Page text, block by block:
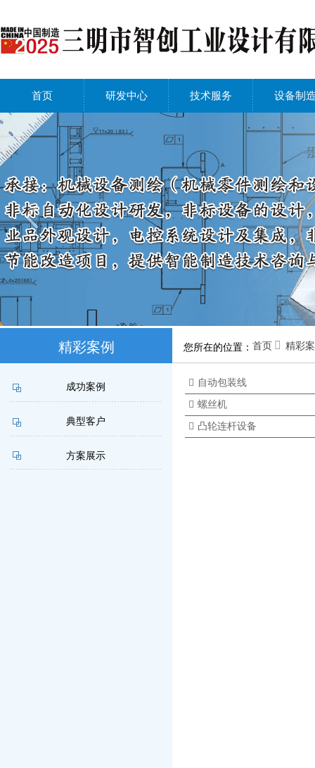
首页 研发中心 技术服务 设备制
成功案例
典型客户
方案展示
精彩案例
联系我们 您所在的位置： 首页  精彩
 自动包装线
 螺丝机
 凸轮连杆设备